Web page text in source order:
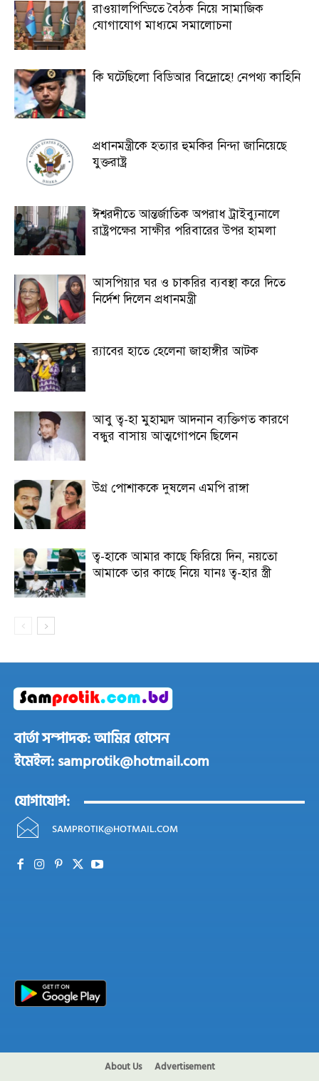
রাওয়ালপিন্ডিতে বৈঠক নিয়ে সামাজিক
যোগাযোগ মাধ্যমে সমালোচনা
কি ঘটেছিলো বিডিআর বিদ্রোহে! নেপথ্য কাহিনি
প্রধানমন্ত্রীকে হত্যার হুমকির নিন্দা জানিয়েছে
যুক্তরাষ্ট্র
ঈশ্বরদীতে আন্তর্জাতিক অপরাধ ট্রাইব্যুনালে
রাষ্ট্রপক্ষের সাক্ষীর পরিবারের উপর হামলা
আসপিয়ার ঘর ও চাকরির ব্যবস্থা করে দিতে
নির্দেশ দিলেন প্রধানমন্ত্রী
র‍্যাবের হাতে হেলেনা জাহাঙ্গীর আটক
আবু ত্ব-হা মুহাম্মদ আদনান ব্যক্তিগত কারণে
বন্ধুর বাসায় আত্মগোপনে ছিলেন
উগ্র পোশাককে দুষলেন এমপি রাঙ্গা
ত্ব-হাকে আমার কাছে ফিরিয়ে দিন, নয়তো
আমাকে তার কাছে নিয়ে যানঃ ত্ব-হার স্ত্রী
বার্তা সম্পাদক: আমির হোসেন
ইমেইল: samprotik@hotmail.com
যোগাযোগ:
SAMPROTIK@HOTMAIL.COM
About Us Advertisement